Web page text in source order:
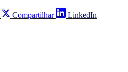
Compartilhar LinkedIn